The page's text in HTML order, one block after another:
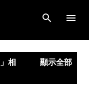
」相
顯示全部